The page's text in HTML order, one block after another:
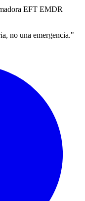
EFT EMDR
no una emergencia."